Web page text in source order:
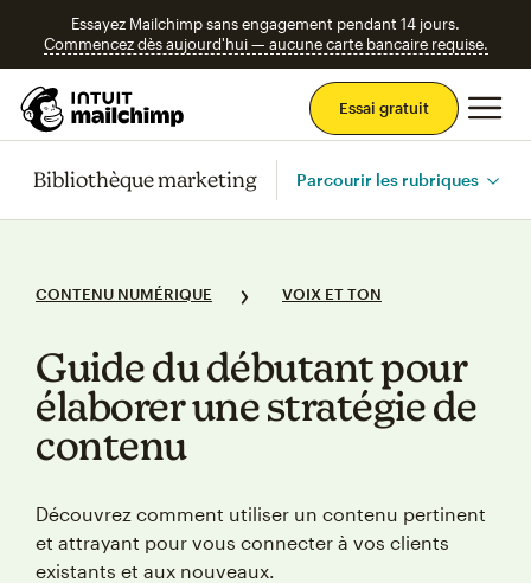
Essayez Mailchimp sans engagement pendant 14 jours.
Commencez dès aujourd'hui — aucune carte bancaire requise.
Essai gratuit
Bibliothèque marketing Parcourir les rubriques
CONTENU NUMÉRIQUE VOIX ET TON
Guide du débutant pour
élaborer une stratégie de
contenu
Découvrez comment utiliser un contenu pertinent
et attrayant pour vous connecter à vos clients
existants et aux nouveaux.